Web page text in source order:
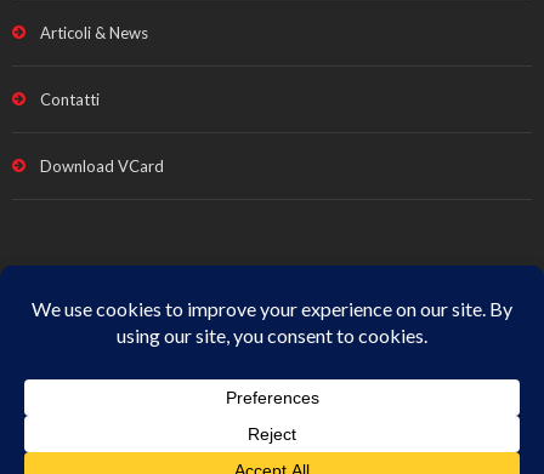
Articoli & News
Contatti
Download VCard
Rights Reserved© CopyrightStudio Fabrizio Fava| p.iva